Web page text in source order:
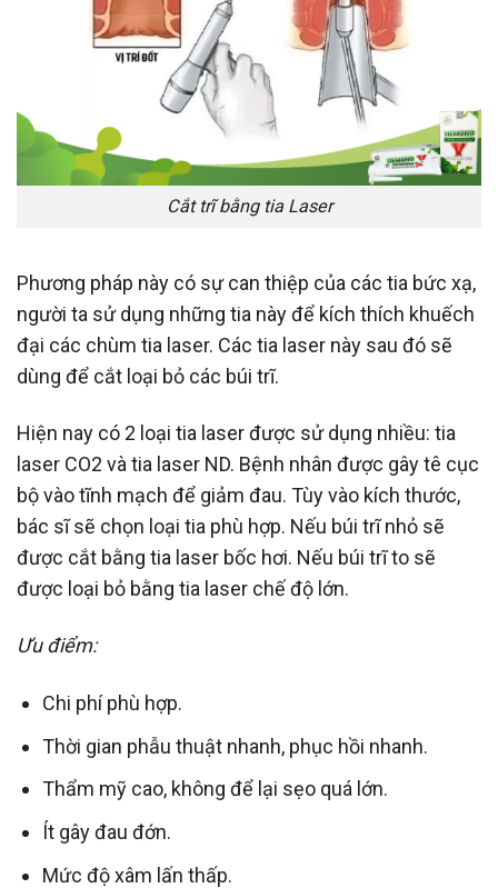
Cắt trĩ bằng tia Laser
Phương pháp này có sự can thiệp của các tia bức xạ,
người ta sử dụng những tia này để kích thích khuếch
đại các chùm tia laser. Các tia laser này sau đó sẽ
dùng để cắt loại bỏ các búi trĩ.
Hiện nay có 2 loại tia laser được sử dụng nhiều: tia
laser CO2 và tia laser ND. Bệnh nhân được gây tê cục
bộ vào tĩnh mạch để giảm đau. Tùy vào kích thước,
bác sĩ sẽ chọn loại tia phù hợp. Nếu búi trĩ nhỏ sẽ
được cắt bằng tia laser bốc hơi. Nếu búi trĩ to sẽ
được loại bỏ bằng tia laser chế độ lớn.
Ưu điểm:
Chi phí phù hợp.
Thời gian phẫu thuật nhanh, phục hồi nhanh.
Thẩm mỹ cao, không để lại sẹo quá lớn.
Ít gây đau đớn.
Mức độ xâm lấn thấp.